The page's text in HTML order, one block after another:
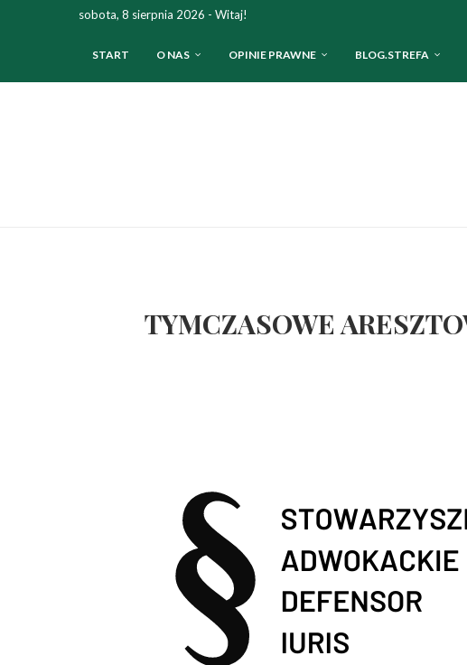
sobota, 8 sierpnia 2026 - Witaj!
START O NAS OPINIE PRAWNE BLOG.STREFA
TYMCZASOWE